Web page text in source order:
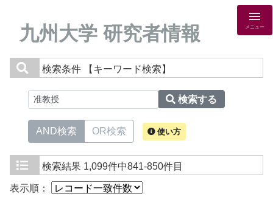
九州大学 研究者情報 メニュー
検索条件 【キーワード検索】
検索する
AND検索 OR検索 使い方
検索結果 1,099件中841-850件目
表示順：